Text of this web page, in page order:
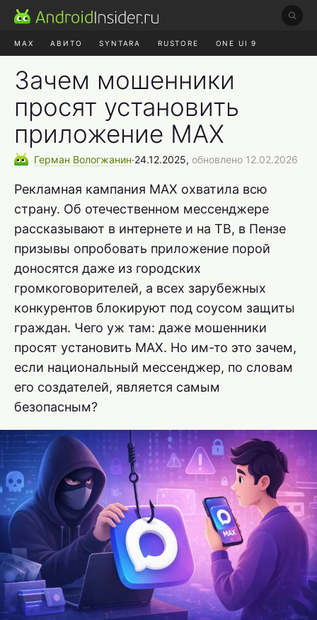
MAX АВИТО SYNTARA RUSTORE ONE UI 9
Зачем мошенники
просят установить
приложение MAX
Герман Вологжанин∙24.12.2025, обновлено 12.02.2026
Рекламная кампания MAX охватила всю
страну. Об отечественном мессенджере
рассказывают в интернете и на ТВ, в Пензе
призывы опробовать приложение порой
доносятся даже из городских
громкоговорителей, а всех зарубежных
конкурентов блокируют под соусом защиты
граждан. Чего уж там: даже мошенники
просят установить MAX. Но им-то это зачем,
если национальный мессенджер, по словам
его создателей, является самым
безопасным?